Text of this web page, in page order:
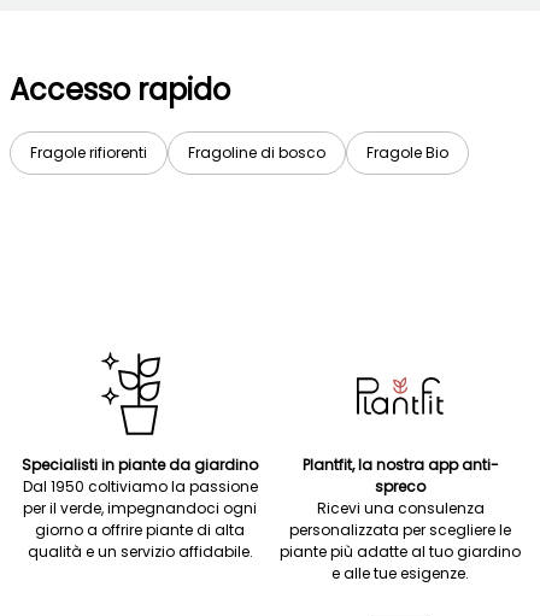
Accesso rapido
Fragole rifiorenti Fragoline di bosco Fragole Bio
Specialisti in piante da giardino
Dal 1950 coltiviamo la passione
per il verde, impegnandoci ogni
giorno a offrire piante di alta
qualità e un servizio affidabile.
Plantfit, la nostra app anti-
spreco
Ricevi una consulenza
personalizzata per scegliere le
piante più adatte al tuo giardino
e alle tue esigenze.